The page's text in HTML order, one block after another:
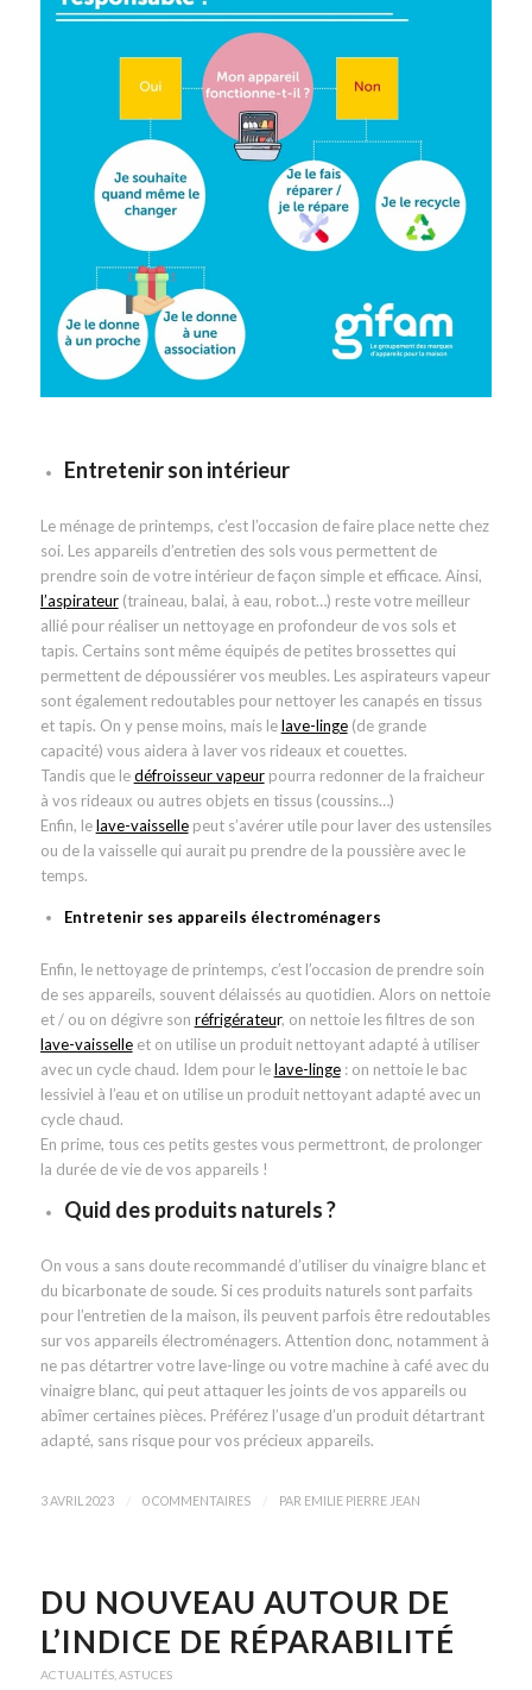
Entretenir son intérieur
Le ménage de printemps, c’est l’occasion de faire place nette chez
soi. Les appareils d’entretien des sols vous permettent de
prendre soin de votre intérieur de façon simple et efficace. Ainsi,
l’aspirateur(traineau, balai, à eau, robot…) reste votre meilleur
allié pour réaliser un nettoyage en profondeur de vos sols et
tapis. Certains sont même équipés de petites brossettes qui
permettent de dépoussiérer vos meubles. Les aspirateurs vapeur
sont également redoutables pour nettoyer les canapés en tissus
et tapis. On y pense moins, mais lelave-linge(de grande
capacité) vous aidera à laver vos rideaux et couettes.
Tandis que ledéfroisseur vapeurpourra redonner de la fraicheur
à vos rideaux ou autres objets en tissus (coussins…)
Enfin, lelave-vaissellepeut s’avérer utile pour laver des ustensiles
ou de la vaisselle qui aurait pu prendre de la poussière avec le
temps.
Entretenir ses appareils électroménagers
Enfin, le nettoyage de printemps, c’est l’occasion de prendre soin
de ses appareils, souvent délaissés au quotidien. Alors on nettoie
et / ou on dégivre son réfrigérateur, on nettoie les filtres de son
lave-vaisselleet on utilise un produit nettoyant adapté à utiliser
avec un cycle chaud. Idem pour lelave-linge: on nettoie le bac
lessiviel à l’eau et on utilise un produit nettoyant adapté avec un
cycle chaud.
En prime, tous ces petits gestes vous permettront, de prolonger
la durée de vie de vos appareils !
Quid des produits naturels ?
On vous a sans doute recommandé d’utiliser du vinaigre blanc et
du bicarbonate de soude. Si ces produits naturels sont parfaits
pour l’entretien de la maison, ils peuvent parfois être redoutables
sur vos appareils électroménagers. Attention donc, notamment à
ne pas détartrer votre lave-linge ou votre machine à café avec du
vinaigre blanc, qui peut attaquer les joints de vos appareils ou
abîmer certaines pièces. Préférez l’usage d’un produit détartrant
adapté, sans risque pour vos précieux appareils.
3 AVRIL 2023 0 COMMENTAIRES PAR EMILIE PIERRE JEAN
DU NOUVEAU AUTOUR DE
L’INDICE DE RÉPARABILITÉ
ACTUALITÉS, ASTUCES